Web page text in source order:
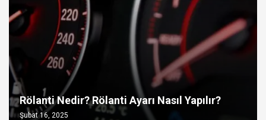
Rölanti Nedir? Rölanti Ayarı Nasıl Yapılır?
Şubat 16, 2025